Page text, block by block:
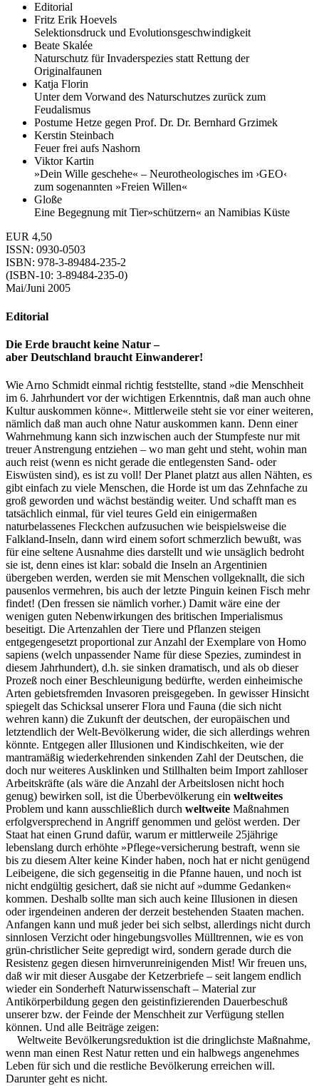
Editorial
Fritz Erik Hoevels
Selektionsdruck und Evolutionsgeschwindigkeit
Beate Skalée
Naturschutz für Invaderspezies statt Rettung der
Originalfaunen
Katja Florin
Unter dem Vorwand des Naturschutzes zurück zum
Feudalismus
Postume Hetze gegen Prof. Dr. Dr. Bernhard Grzimek
Kerstin Steinbach
Feuer frei aufs Nashorn
Viktor Kartin
»Dein Wille geschehe« – Neurotheologisches im ›GEO‹
zum sogenannten »Freien Willen«
Gloße
Eine Begegnung mit Tier»schützern« an Namibias Küste
EUR 4,50
ISSN: 0930-0503
ISBN: 978-3-89484-235-2
(ISBN-10: 3-89484-235-0)
Mai/Juni 2005
Editorial
Die Erde braucht keine Natur –
aber Deutschland braucht Einwanderer!
Wie Arno Schmidt einmal richtig feststellte, stand »die Menschheit
im 6. Jahrhundert vor der wichtigen Erkenntnis, daß man auch ohne
Kultur auskommen könne«. Mittlerweile steht sie vor einer weiteren,
nämlich daß man auch ohne Natur auskommen kann. Denn einer
Wahrnehmung kann sich inzwischen auch der Stumpfeste nur mit
treuer Anstrengung entziehen – wo man geht und steht, wohin man
auch reist (wenn es nicht gerade die entlegensten Sand- oder
Eiswüsten sind), es ist zu voll! Der Planet platzt aus allen Nähten, es
gibt einfach zu viele Menschen, die Horde ist um das Zehnfache zu
groß geworden und wächst beständig weiter. Und schafft man es
tatsächlich einmal, für viel teures Geld ein einigermaßen
naturbelassenes Fleckchen aufzusuchen wie beispielsweise die
Falkland-Inseln, dann wird einem sofort schmerzlich bewußt, was
für eine seltene Ausnahme dies darstellt und wie unsäglich bedroht
sie ist, denn eines ist klar: sobald die Inseln an Argentinien
übergeben werden, werden sie mit Menschen vollgeknallt, die sich
pausenlos vermehren, bis auch der letzte Pinguin keinen Fisch mehr
findet! (Den fressen sie nämlich vorher.) Damit wäre eine der
wenigen guten Nebenwirkungen des britischen Imperialismus
beseitigt. Die Artenzahlen der Tiere und Pflanzen steigen
entgegengesetzt proportional zur Anzahl der Exemplare von Homo
sapiens (welch unpassender Name für diese Spezies, zumindest in
diesem Jahrhundert), d.h. sie sinken dramatisch, und als ob dieser
Prozeß noch einer Beschleunigung bedürfte, werden einheimische
Arten gebietsfremden Invasoren preisgegeben. In gewisser Hinsicht
spiegelt das Schicksal unserer Flora und Fauna (die sich nicht
wehren kann) die Zukunft der deutschen, der europäischen und
letztendlich der Welt-Bevölkerung wider, die sich allerdings wehren
könnte. Entgegen aller Illusionen und Kindischkeiten, wie der
mantramäßig wiederkehrenden sinkenden Zahl der Deutschen, die
doch nur weiteres Ausklinken und Stillhalten beim Import zahlloser
Arbeitskräfte (als wäre die Anzahl der Arbeitslosen nicht hoch
genug) bewirken soll, ist die Überbevölkerung ein weltweites
Problem und kann ausschließlich durch weltweite Maßnahmen
erfolgversprechend in Angriff genommen und gelöst werden. Der
Staat hat einen Grund dafür, warum er mittlerweile 25jährige
lebenslang durch erhöhte »Pflege«versicherung bestraft, wenn sie
bis zu diesem Alter keine Kinder haben, noch hat er nicht genügend
Leibeigene, die sich gegenseitig in die Pfanne hauen, und noch ist
nicht endgültig gesichert, daß sie nicht auf »dumme Gedanken«
kommen. Deshalb sollte man sich auch keine Illusionen in diesen
oder irgendeinen anderen der derzeit bestehenden Staaten machen.
Anfangen kann und muß jeder bei sich selbst, allerdings nicht durch
sinnlosen Verzicht oder hingebungsvolles Mülltrennen, wie es von
grün-christlicher Seite gepredigt wird, sondern gerade durch die
Resistenz gegen diesen hirnverunreinigenden Mist! Wir freuen uns,
daß wir mit dieser Ausgabe der Ketzerbriefe – seit langem endlich
wieder ein Sonderheft Naturwissenschaft – Material zur
Antikörperbildung gegen den geistinfizierenden Dauerbeschuß
unserer bzw. der Feinde der Menschheit zur Verfügung stellen
können. Und alle Beiträge zeigen:
Weltweite Bevölkerungsreduktion ist die dringlichste Maßnahme,
wenn man einen Rest Natur retten und ein halbwegs angenehmes
Leben für sich und die restliche Bevölkerung erreichen will.
Darunter geht es nicht.